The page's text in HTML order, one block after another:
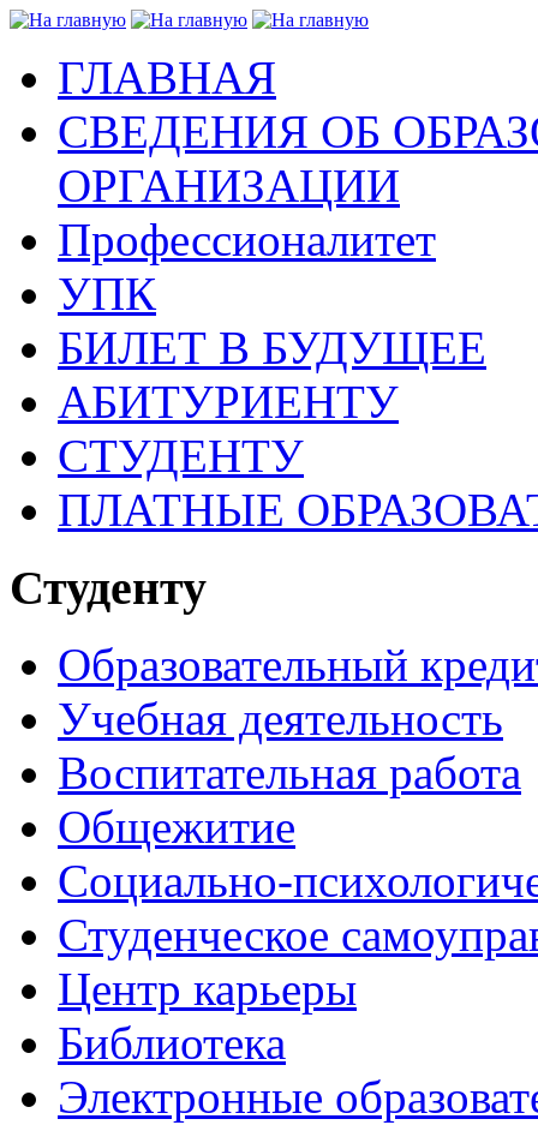
ГЛАВНАЯ
СВЕДЕНИЯ ОБ
ОРГАНИЗАЦИИ
Профессионалитет
УПК
БИЛЕТ В БУДУЩЕЕ
АБИТУРИЕНТУ
СТУДЕНТУ
ПЛАТНЫЕ
Студенту
Образовательный
Учебная деятельность
Воспитательная работа
Общежитие
Социально-
Студенческое
Центр карьеры
Библиотека
Электронные